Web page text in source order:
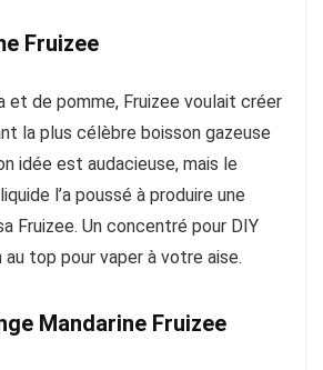
Fruizee
et de pomme, Fruizee voulait créer
la plus célèbre boisson gazeuse
idée est audacieuse, mais le
l’a poussé à produire une
Fruizee. Un concentré pour DIY
au top pour vaper à votre aise.
Mandarine Fruizee